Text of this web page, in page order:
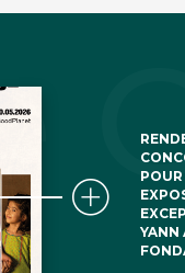
glaces polaires.
une dernière
promise, sa mort
c’est
piétiner de bon
YANN